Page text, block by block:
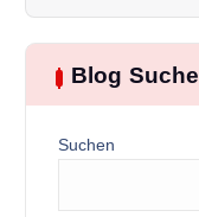
Blog Suche
Suchen